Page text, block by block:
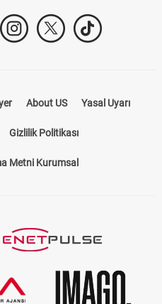
About US Yasal Uyarı
Gizlilik Politikası
Metni Kurumsal